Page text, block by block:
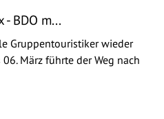
- BDO m...
Gruppentouristiker wieder
März führte der Weg nach